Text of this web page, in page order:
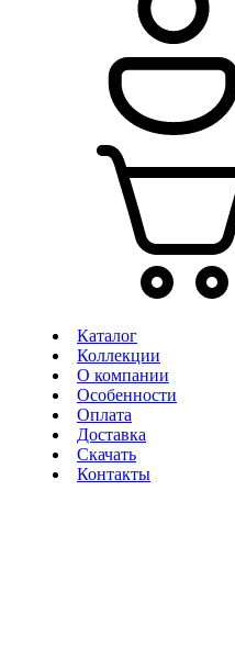
Каталог
Коллекции
О компании
Особенности
Оплата
Доставка
Скачать
Контакты